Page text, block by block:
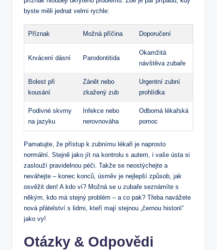
byste měli jednat velmi rychle:
Příznak Možná příčina Doporučení
Krvácení dásní Parodontitida
Okamžitá
návštěva zubaře
Bolest při
kousání
Zánět nebo
zkažený zub
Urgentní zubní
prohlídka
Podivné skvrny
na jazyku
Infekce nebo
nerovnováha
Odborná lékařská
pomoc
Pamatujte, že přístup k zubnímu lékaři je naprosto
normální. Stejně jako jít na kontrolu s autem, i vaše ústa si
zaslouží pravidelnou péči. Takže se neostýchejte a
neváhejte – konec konců, úsměv je nejlepší způsob, jak
osvěžit den! A kdo ví? Možná se u zubaře seznámíte s
někým, kdo má stejný problém – a co pak? Třeba navážete
nová přátelství s lidmi, kteří mají stejnou „černou historii“
jako vy!
Otázky & Odpovědi